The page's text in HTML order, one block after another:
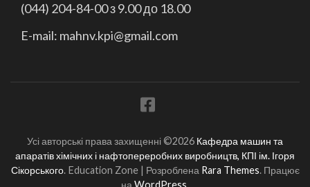
(044) 204-84-00 з 9.00 до 18.00
E-mail: mahnv.kpi@gmail.com
Усі авторські права захищенні ©2026 Кафедра машин та
апаратів хімічних і нафтопереробних виробництв, КПІ ім. Ігоря
Сікорського. Education Zone | Розроблена Rara Themes. Працює